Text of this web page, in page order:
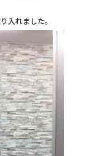
入れました。